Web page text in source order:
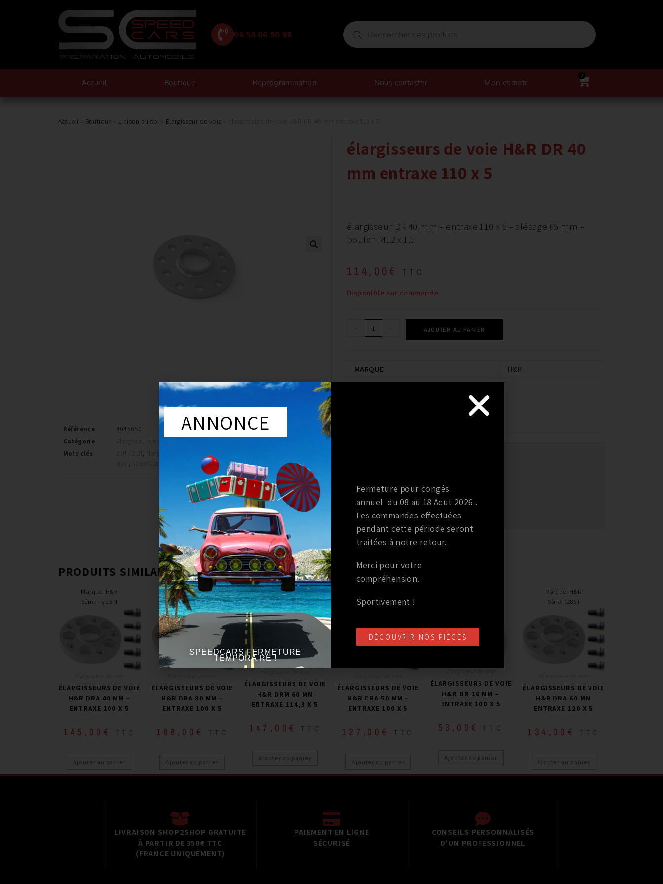
06 58 06 80 98
Accueil Boutique Reprogrammation Nous contacter Mon compte
0
Accueil Boutique Liaison au sol Elargisseur de voie
élargisseurs de voie H&R DR 40
mm entraxe 110 x 5
élargisseur DR 40 mm – entraxe 110 x 5 – alésage 65 mm –
boulon M12 x 1,5
114,00 € TTC
Disponible sur commande
- + AJOUTER AU PANIER
MARQUE H&R
Référence
4045650
Catégorie
Mots clés
,
, DESCRIPTION
La valeur d’élargissement donnée est pour une voie.
Exemple: pour une valeur de 10mm vous aurez 2 cales de 5mm.
PRODUITS SIMILAIRES
Marque: H&R
Série: Typ 8N
ÉLARGISSEURS DE VOIE
H&R DRA 40 MM –
ENTRAXE 100 X 5
145,00 € TTC
Ajouter au panier
Marque:H&R
Série:Typ 8N
ÉLARGISSEURS DE VOIE
H&R DRA 80 MM –
ENTRAXE 100 X 5
188,00 € TTC
Ajouter au panier
Marque:H&R
ÉLARGISSEURS DE VOIE
H&R DRM 60 MM
ENTRAXE 114,3 X 5
147,00 € TTC
Ajouter au panier
Série:Typ 8N
ÉLARGISSEURS DE VOIE
H&R DRA 50 MM –
ENTRAXE 100 X 5
127,00 € TTC
Ajouter au panier
Elargisseur de voie
ÉLARGISSEURS DE VOIE
H&R DR 16 MM –
ENTRAXE 100 X 5
53,00 € TTC
Ajouter au panier
Marque: H&R
Série: (Z85)
ÉLARGISSEURS DE VOIE
H&R DRA 60 MM
ENTRAXE 120 X 5
134,00 € TTC
Ajouter au panier
LIVRAISON SHOP2SHOP GRATUITE
À PARTIR DE 350€ TTC
(FRANCE UNIQUEMENT)
PAIEMENT EN LIGNE
SÉCURISÉ
CONSEILS PERSONNALISÉS
D'UN PROFESSIONNEL
ANNONCE
SPEEDCARS FERMETURE
TEMPORAIRE !
Fermeture pour congés
annuel du 08 au 18 Aout 2026 .
Les commandes effectuées
pendant cette période seront
traitées à notre retour.
Merci pour votre
compréhension.
Sportivement !
DÉCOUVRIR NOS PIÈCES